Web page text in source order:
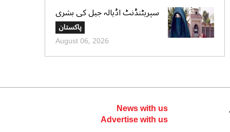
سپریٹنڈنٹ اڈیالہ جیل کی بشری
بی بی کی قیدِ تنہائی اور امتیازی
سلوک کے الزامات کی تردید،
تحریری جواب جمع کرادیا
پاکستان
August 06, 2026
News with us
Advertise with us